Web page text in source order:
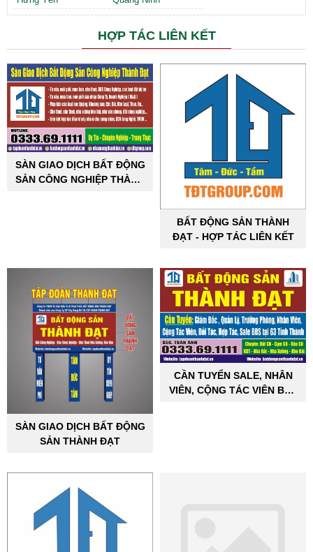
HỢP TÁC LIÊN KẾT
SÀN GIAO DỊCH BẤT ĐỘNG
SẢN CÔNG NGHIỆP THÀNH
BẤT ĐỘNG SẢN THÀNH
ĐẠT - HỢP TÁC LIÊN KẾT
SÀN GIAO DỊCH BẤT ĐỘNG
SẢN THÀNH ĐẠT
CẦN TUYỂN SALE, NHÂN
VIÊN, CỘNG TÁC VIÊN BẤT